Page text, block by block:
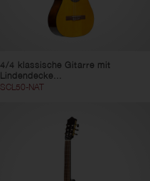
4/4 klassische Gitarre mit
Lindendecke...
SCL50-NAT